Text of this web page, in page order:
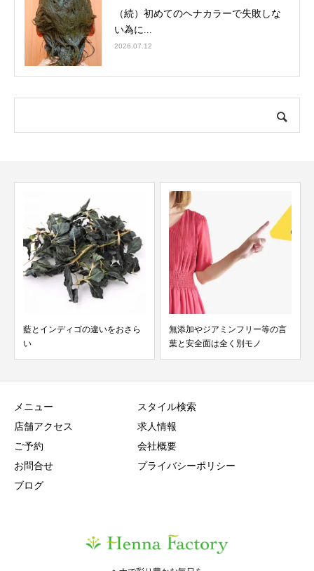
（続）初めてのヘナカラーで失敗しな
い為に...
2026.07.12
藍とインディゴの違いをおさら
い
無添加やジアミンフリー等の言
葉と安全面は全く別モノ
メニュー
店舗アクセス
ご予約
お問合せ
ブログ
スタイル検索
求人情報
会社概要
プライバシーポリシー